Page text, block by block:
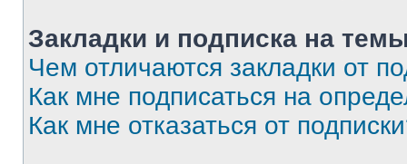
Закладки и подписка на
Чем отличаются закладки от
Как мне подписаться на
Как мне отказаться от